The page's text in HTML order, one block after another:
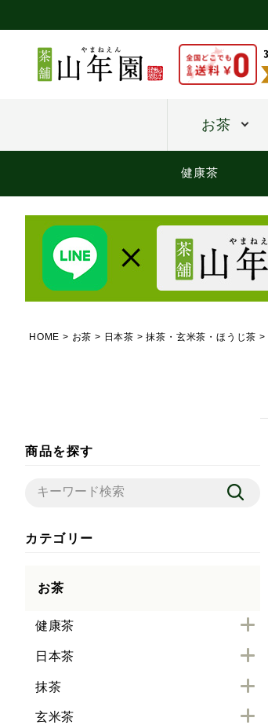
お茶
健康茶
HOME お茶 日本茶 抹茶・玄米茶・ほうじ茶
商品を探す
カテゴリー
お茶
健康茶
日本茶
抹茶
玄米茶